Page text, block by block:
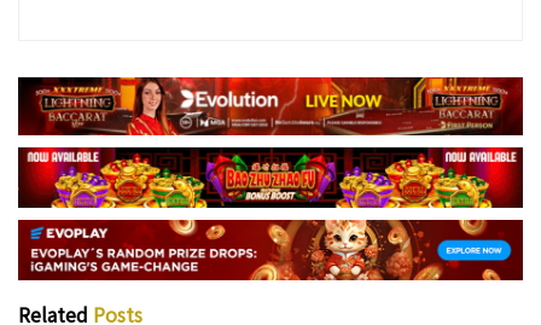
Related Posts